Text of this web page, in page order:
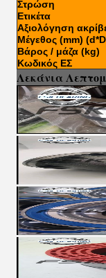
Στρώση
Ετικέτα
Αξιολόγηση
Μέγεθος (mm)
Βάρος / μάζα (kg)
Κωδικός ΕΣ
Λεκάνια